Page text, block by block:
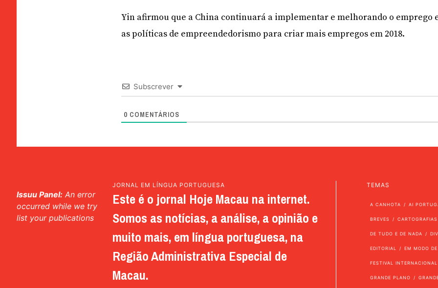
Yin afirmou que a China continuará a implementar e melhorando o emprego
as políticas de empreendedorismo para criar mais empregos em 2018.
Subscrever
0 COMENTÁRIOS
Issuu Panel: An error
occurred while we try
list your publications
JORNAL EM LÍNGUA PORTUGUESA
Este é o jornal Hoje Macau na internet.
Somos as notícias, a análise, a opinião e
muito mais, em língua portuguesa, na
Região Administrativa Especial de
Macau.
TEMAS
A CANHOTA AI
BREVES CARTOGRAFIAS
DE TUDO E DE NADA
EDITORIAL EM MODO
FESTIVAL
GRANDE PLANO